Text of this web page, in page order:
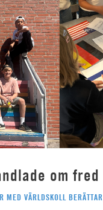
om fred
MED VÄRLDSKOLL BERÄTTAR